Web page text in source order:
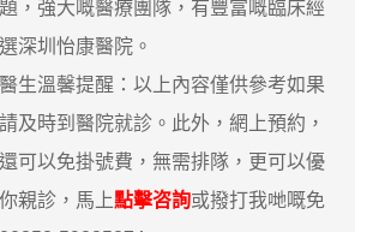
，強大嘅醫療團隊，有豐富嘅臨床經
深圳怡康醫院。
溫馨提醒：以上內容僅供參考如果
及時到醫院就診。此外，網上預約，
可以免掛號費，無需排隊，更可以優
親診，馬上點擊咨詢或撥打我哋嘅免